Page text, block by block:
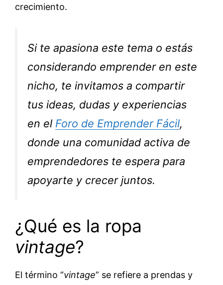
crecimiento.
Si te apasiona este tema o estás
considerando emprender en este
nicho, te invitamos a compartir
tus ideas, dudas y experiencias
en el Foro de Emprender Fácil,
donde una comunidad activa de
emprendedores te espera para
apoyarte y crecer juntos.
¿Qué es la ropa
vintage?
El término “vintage” se refiere a prendas y